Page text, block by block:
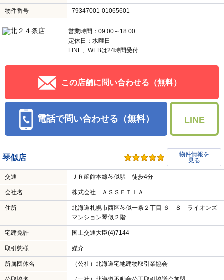
物件番号 79347001-01065601
営業時間：09:00～18:00
定休日：水曜日
LINE、WEBは24時間受付
この店舗に問い合わせる（無料）
電話で問い合わせる（無料） LINE
琴似店
物件情報を
見る
交通 ＪＲ函館本線琴似駅 徒歩4分
会社名 株式会社 ＡＳＳＥＴＩＡ
住所
北海道札幌市西区琴似一条２丁目 ６－８ ライオンズ
マンション琴似２階
宅建免許 国土交通大臣(4)7144
取引態様 媒介
所属団体名 （公社）北海道宅地建物取引業協会